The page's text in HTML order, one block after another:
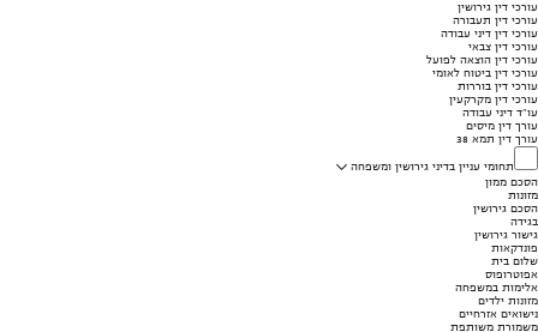
עורכי דין גירושין
עורכי דין תעבורה
עורכי דין דיני עבודה
עורכי דין צבאי
עורכי דין הוצאה לפועל
עורכי דין ביטוח לאומי
עורכי דין בוררות
עורכי דין מקרקעין
עו"ד דיני עבודה
עורך דין מיסים
עורך דין תמא 38
תחומי עניין בדיני גירושין ומשפחה
הסכם ממון
מזונות
הסכם גירושין
בגידה
גישור גירושין
פונדקאות
שלום בית
אפוטרופוס
אלימות במשפחה
מזונות ילדים
נישואים אזרחיים
משמורת משותפת